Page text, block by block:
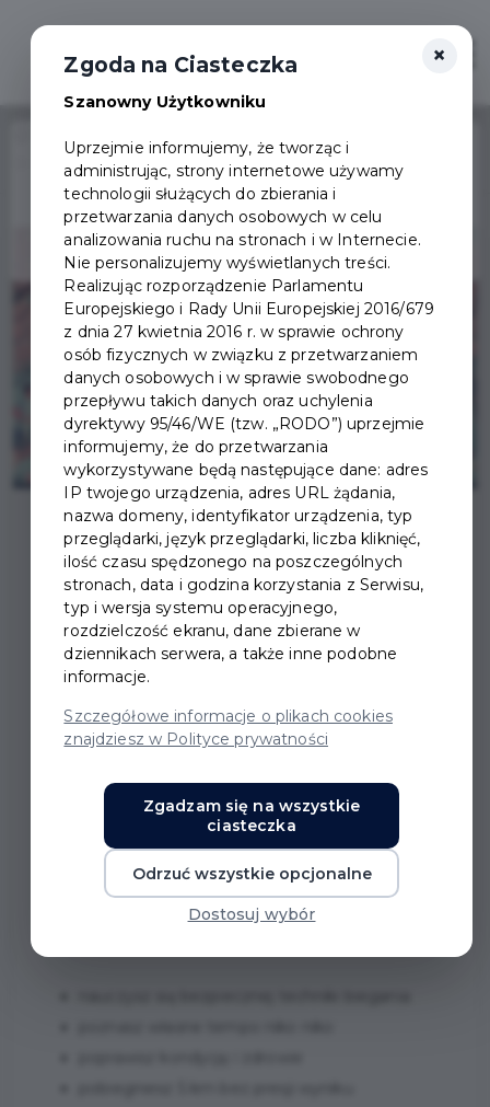
IX Międzynarodowy Dzień Slow Joggingu
Wydarzenie już się
zakończyło
IX MIĘDZYNARODOWY
DZIEŃ SLOW JOGGINGU
IX Międzynarodowy Dzień Slow Joggingu
godzina 12:00
Poznaj japońską metodę biegania w tempie
niko niko, czyli z uśmiechem na twarzy.
×
Zgoda na Ciasteczka
Szanowny Użytkowniku
Uprzejmie informujemy, że tworząc i
administrując, strony internetowe używamy
technologii służących do zbierania i
przetwarzania danych osobowych w celu
analizowania ruchu na stronach i w Internecie.
Nie personalizujemy wyświetlanych treści.
Realizując rozporządzenie Parlamentu
Europejskiego i Rady Unii Europejskiej 2016/679
z dnia 27 kwietnia 2016 r. w sprawie ochrony
osób fizycznych w związku z przetwarzaniem
danych osobowych i w sprawie swobodnego
przepływu takich danych oraz uchylenia
dyrektywy 95/46/WE (tzw. „RODO”) uprzejmie
informujemy, że do przetwarzania
wykorzystywane będą następujące dane: adres
IP twojego urządzenia, adres URL żądania,
nazwa domeny, identyfikator urządzenia, typ
przeglądarki, język przeglądarki, liczba kliknięć,
ilość czasu spędzonego na poszczególnych
stronach, data i godzina korzystania z Serwisu,
typ i wersja systemu operacyjnego,
rozdzielczość ekranu, dane zbierane w
dziennikach serwera, a także inne podobne
informacje.
Szczegółowe informacje o plikach cookies
znajdziesz w Polityce prywatności
Zgadzam się na wszystkie
ciasteczka
Odrzuć wszystkie opcjonalne
Dostosuj wybór